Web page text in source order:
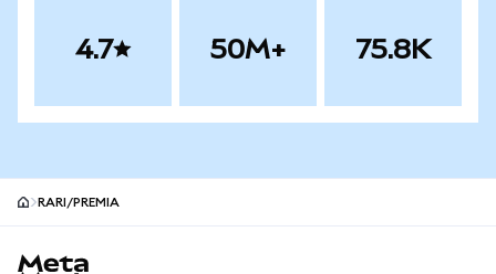
4.7 50M+ 75.8K
RARI/PREMIA